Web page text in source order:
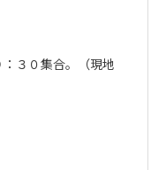
３０集合。（現地